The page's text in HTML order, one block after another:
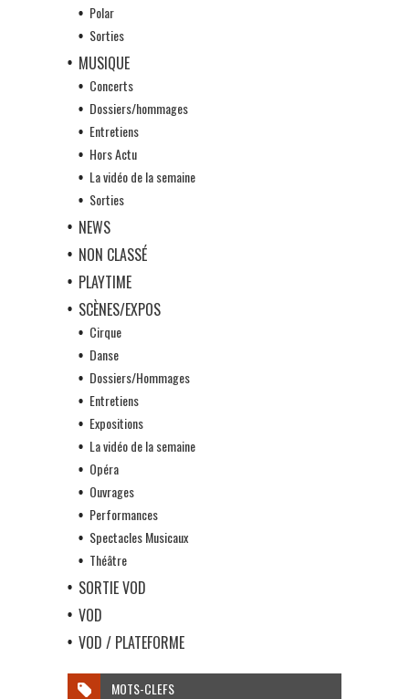
Polar
Sorties
MUSIQUE
Concerts
Dossiers/hommages
Entretiens
Hors Actu
La vidéo de la semaine
Sorties
NEWS
NON CLASSÉ
PLAYTIME
SCÈNES/EXPOS
Cirque
Danse
Dossiers/Hommages
Entretiens
Expositions
La vidéo de la semaine
Opéra
Ouvrages
Performances
Spectacles Musicaux
Théâtre
SORTIE VOD
VOD
VOD / PLATEFORME
MOTS-CLEFS